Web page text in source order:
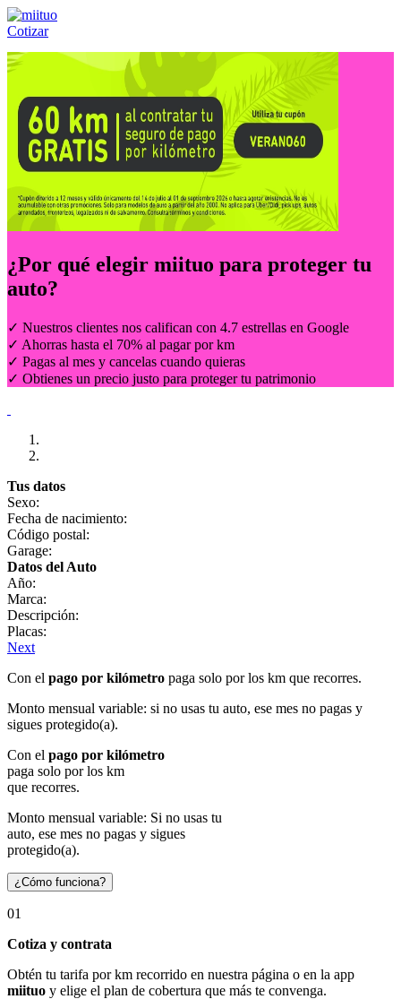
Cotizar
Llámanos al:(55) 84-21-05-00 ó
¿Por qué elegir miituo para proteger tu
auto?
✓ Nuestros clientes nos califican con 4.7 estrellas en Google
✓ Ahorras hasta el 70% al pagar por km
✓ Pagas al mes y cancelas cuando quieras
✓ Obtienes un precio justo para proteger tu patrimonio
Tus datos
Sexo:
Fecha de nacimiento:
Código postal:
Garage:
Datos del Auto
Año:
Marca:
Descripción:
Placas:
Next
Con el pago por kilómetro paga solo por los km que recorres.
Monto mensual variable: si no usas tu auto, ese mes no pagas y
sigues protegido(a).
Con el pago por kilómetro
paga solo por los km
que recorres.
Monto mensual variable: Si no usas tu
auto, ese mes no pagas y sigues
protegido(a).
¿Cómo funciona?
01
Cotiza y contrata
Obtén tu tarifa por km recorrido en nuestra página o en la app
miituo y elige el plan de cobertura que más te convenga.